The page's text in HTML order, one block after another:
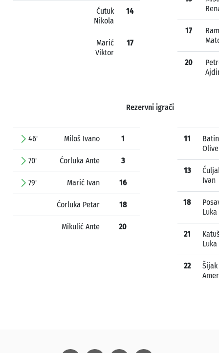
Ćutuk
Nikola
14
Marić
Viktor
17
17
20
Rezervni igrači
46' Miloš Ivano 1
70' Ćorluka Ante 3
79' Marić Ivan 16
Ćorluka Petar 18
Mikulić Ante 20
11
13
Ivan
18
Luka
21
Luka
22
Šijak
Amer